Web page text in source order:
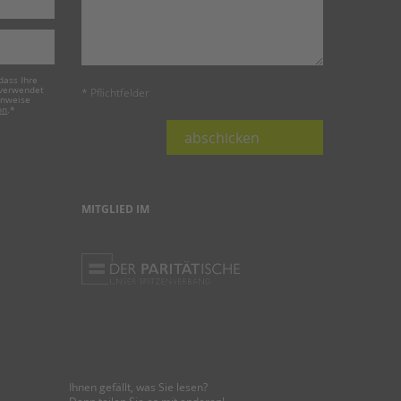
Ihre
. *
* Pflichtfelder
abschicken
MITGLIED IM
Ihnen gefällt, was Sie lesen?